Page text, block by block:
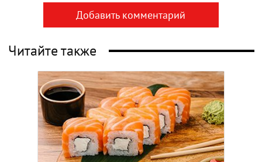
Добавить комментарий
Читайте также